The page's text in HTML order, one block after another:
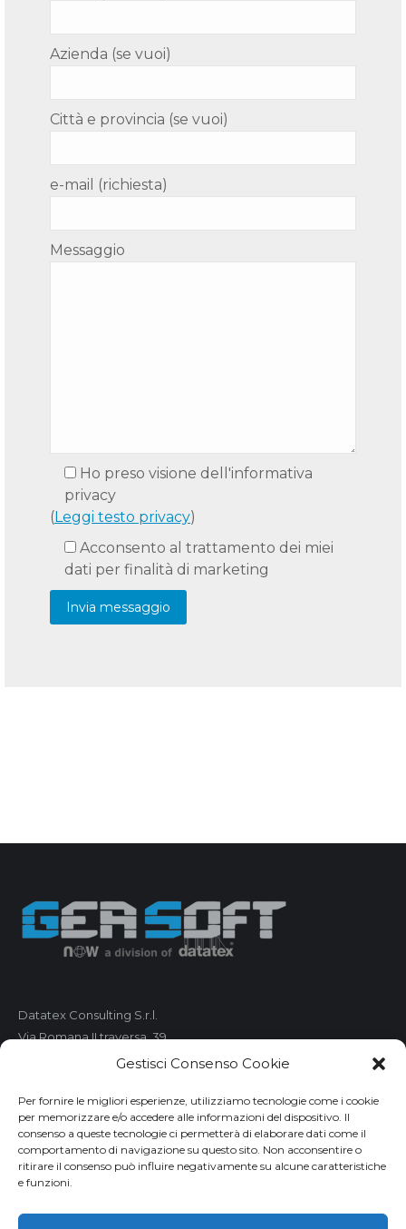
Gestisci Consenso Cookie
Per fornire le migliori esperienze, utilizziamo tecnologie come i cookie
per memorizzare e/o accedere alle informazioni del dispositivo. Il
consenso a queste tecnologie ci permetterà di elaborare dati come il
comportamento di navigazione su questo sito. Non acconsentire o
ritirare il consenso può influire negativamente su alcune caratteristiche
e funzioni.
Azienda (se vuoi)
Città e provincia (se vuoi)
e-mail (richiesta)
Messaggio
Ho preso visione dell'informativa
privacy
( Leggi testo privacy)
Acconsento al trattamento dei miei
dati per finalità di marketing
Datatex Consulting S.r.l.
Via Romana II traversa, 39
Telefono: 0583 490 473
Fax: 0583 490 485
Email: market@geasoft.com
Privacy